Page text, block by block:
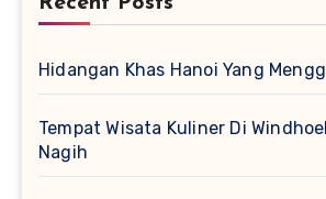
Hidangan Khas Hanoi Yang
Tempat Wisata Kuliner Di
Nagih